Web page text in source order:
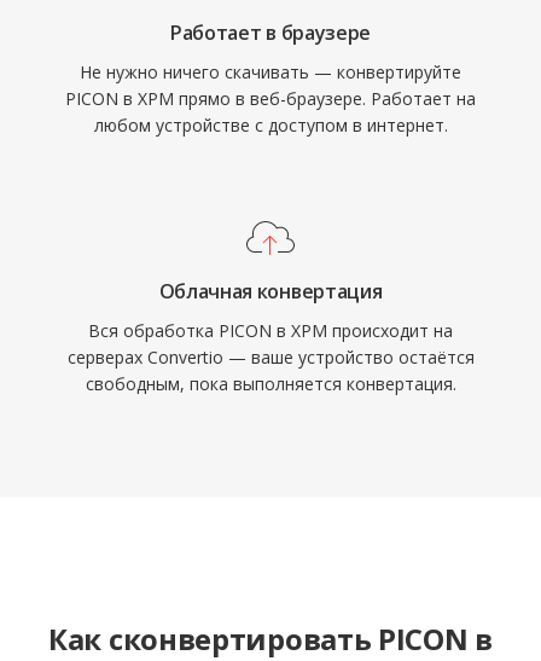
Работает в браузере
Не нужно ничего скачивать — конвертируйте
PICON в XPM прямо в веб-браузере. Работает на
любом устройстве с доступом в интернет.
Облачная конвертация
Вся обработка PICON в XPM происходит на
серверах Convertio — ваше устройство остаётся
свободным, пока выполняется конвертация.
Как сконвертировать PICON в